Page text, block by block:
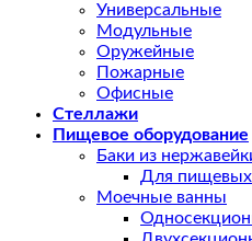
Универсальные
Модульные
Оружейные
Пожарные
Офисные
Стеллажи
Пищевое оборудование
Баки из
Для пищевых
Моечные ванны